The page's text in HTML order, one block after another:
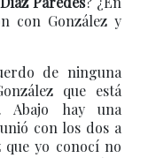
con González y
de ninguna
que está
Abajo hay una
con los dos a
que yo conocí no